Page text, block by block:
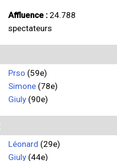
Affluence : 24.788
spectateurs
Prso (59e)
Simone (78e)
Giuly (90e)
Léonard (29e)
Giuly (44e)